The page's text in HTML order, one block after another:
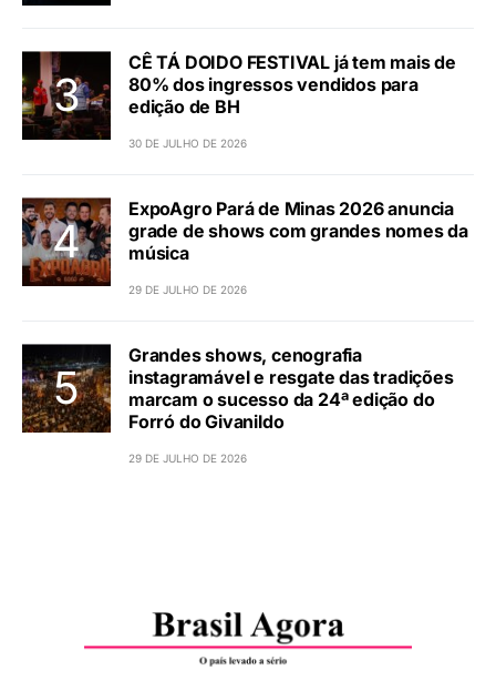
CÊ TÁ DOIDO FESTIVAL já tem mais de
80% dos ingressos vendidos para
edição de BH
30 DE JULHO DE 2026
ExpoAgro Pará de Minas 2026 anuncia
grade de shows com grandes nomes da
música
29 DE JULHO DE 2026
Grandes shows, cenografia
instagramável e resgate das tradições
marcam o sucesso da 24ª edição do
Forró do Givanildo
29 DE JULHO DE 2026